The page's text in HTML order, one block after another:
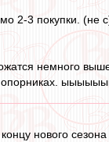
2-3 покупки. (не
немного
опорниках.
нового